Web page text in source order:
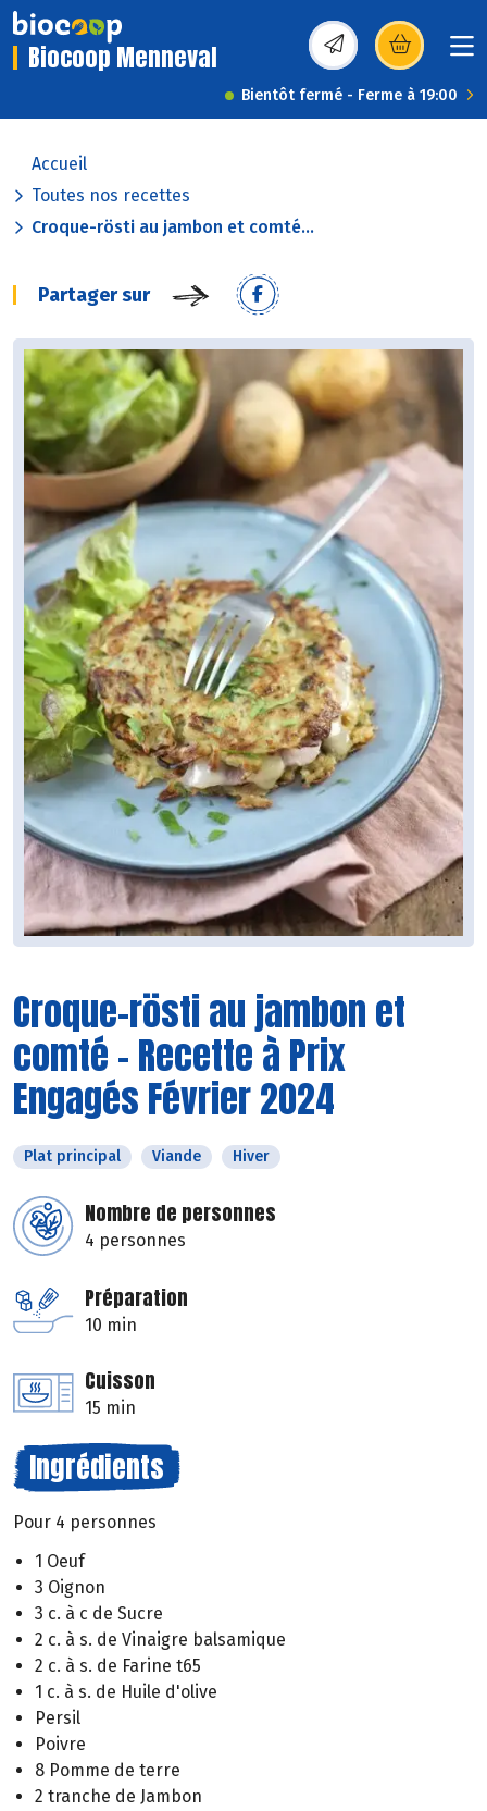
Biocoop Menneval (s’ouvre dans une
Bientôt fermé - Ferme à 19:00
Accueil
Toutes nos recettes
Croque-rösti au jambon et comté...
Partager sur
Croque-rösti au jambon et
comté - Recette à Prix
Engagés Février 2024
Plat principal Viande Hiver
Nombre de personnes
4 personnes
Préparation
10 min
Cuisson
15 min
Ingrédients
Pour 4 personnes
1 Oeuf
3 Oignon
3 c. à c de Sucre
2 c. à s. de Vinaigre balsamique
2 c. à s. de Farine t65
1 c. à s. de Huile d'olive
Persil
Poivre
8 Pomme de terre
2 tranche de Jambon